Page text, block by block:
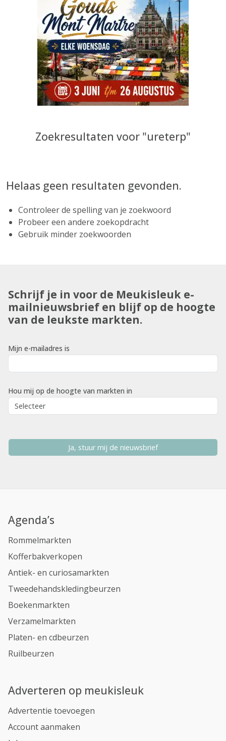
Zoekresultaten voor "ureterp"
Helaas geen resultaten gevonden.
Controleer de spelling van je zoekwoord
Probeer een andere zoekopdracht
Gebruik minder zoekwoorden
Schrijf je in voor de Meukisleuk e-
mailnieuwsbrief en blijf op de hoogte
van de leukste markten.
Mijn e-mailadres is
Hou mij op de hoogte van markten in
Ja, stuur mij de nieuwsbrief
Agenda’s
Rommelmarkten
Kofferbakverkopen
Antiek- en curiosamarkten
Tweedehandskledingbeurzen
Boekenmarkten
Verzamelmarkten
Platen- en cdbeurzen
Ruilbeurzen
Adverteren op meukisleuk
Advertentie toevoegen
Account aanmaken